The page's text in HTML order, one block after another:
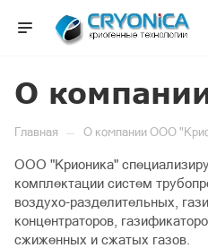
О
Главная — О компании ООО
ООО "Крионика"
комплектации систем
воздухо-разделительных,
концентраторов,
сжиженных и сжатых газов.